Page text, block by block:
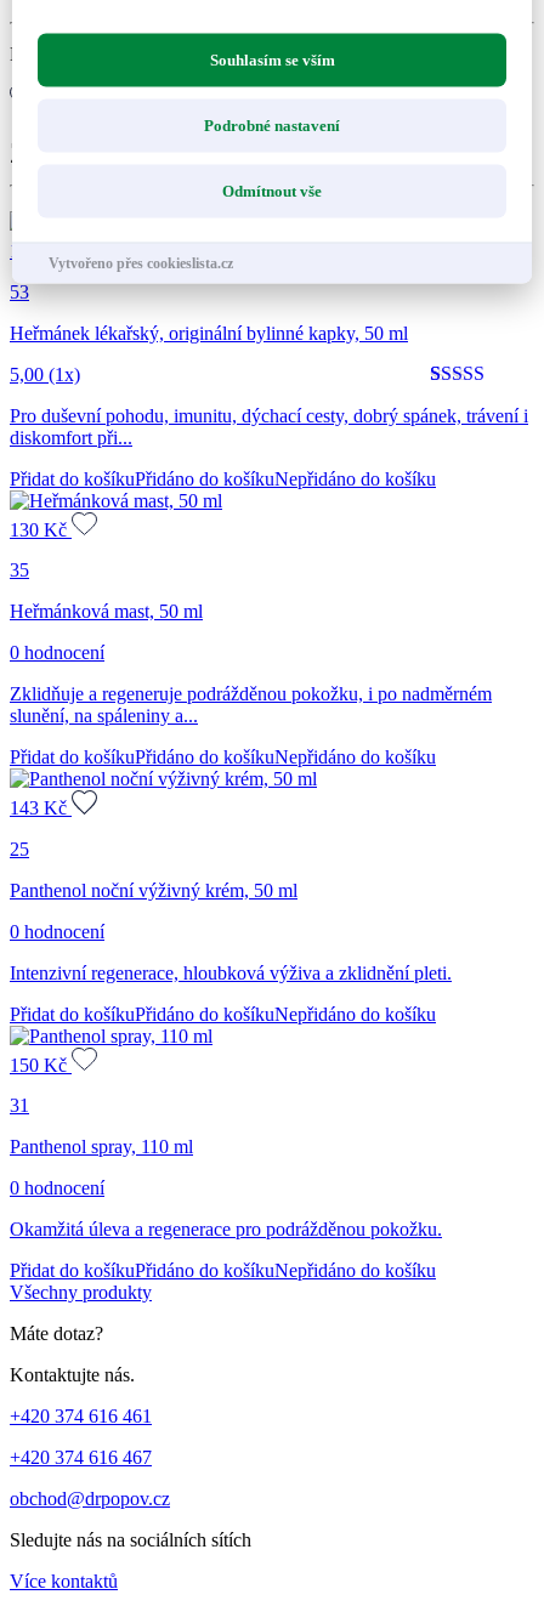
Není skladem
Zákazníci také nakoupili
165
53
Heřmánek lékařský, originální bylinné kapky, 50 ml
z 5 na
zákazníka
5,00 (1x)
Pro duševní pohodu, imunitu, dýchací cesty, dobrý spánek, trávení i
diskomfort při...
Přidat do košíkuPřidáno do košíkuNepřidáno do košíku
130 Kč
35
Heřmánková mast, 50 ml
0 hodnocení
Zklidňuje a regeneruje podrážděnou pokožku, i po nadměrném
slunění, na spáleniny a...
Přidat do košíkuPřidáno do košíkuNepřidáno do košíku
143 Kč
25
Panthenol noční výživný krém, 50 ml
0 hodnocení
Intenzivní regenerace, hloubková výživa a zklidnění pleti.
Přidat do košíkuPřidáno do košíkuNepřidáno do košíku
150 Kč
31
Panthenol spray, 110 ml
0 hodnocení
Okamžitá úleva a regenerace pro podrážděnou pokožku.
Přidat do košíkuPřidáno do košíkuNepřidáno do košíku
Všechny produkty
Máte dotaz?
Kontaktujte nás.
+420 374 616 461
+420 374 616 467
obchod@drpopov.cz
Sledujte nás na sociálních sítích
Více kontaktů
Souhlasím se vším
Podrobné nastavení
Odmítnout vše
Vytvořeno přes cookieslista.cz